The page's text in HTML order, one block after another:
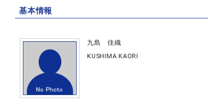
基本情報
九島 佳織
KUSHIMA KAORI